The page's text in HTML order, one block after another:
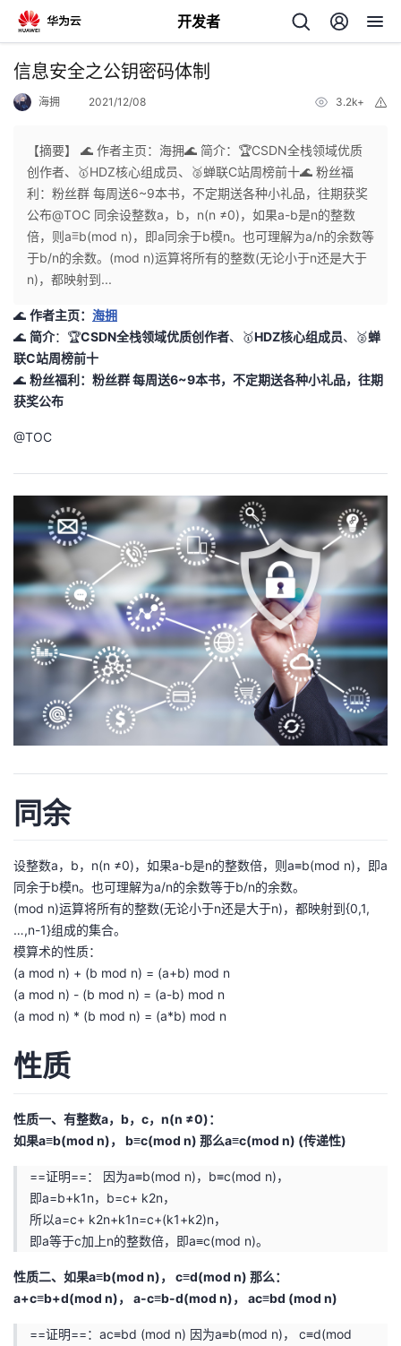
开发者
返
个
人
页
我
开
发
者
我
的
客
我
论
坛
的
圈
我
的
我
动
关
注
的
开
发
者
学
堂
课
程
的
认
证
我
的
实
我
的
藏
我
的
Programs
我
的
支
持
我
技
术
支
持
的
云
声
建
信息安全之公钥密码体制
海拥 2021/12/08 3.2k+
【摘要】 🌊 作者主页：海拥🌊 简介：🏆CSDN全栈领域优质
创作者、🥇HDZ核心组成员、🥈蝉联C站周榜前十🌊 粉丝福
利：粉丝群 每周送6~9本书，不定期送各种小礼品，往期获奖
公布@TOC 同余设整数a，b，n(n ≠0)，如果a-b是n的整数
倍，则a≡b(mod n)，即a同余于b模n。也可理解为a/n的余数等
于b/n的余数。(mod n)运算将所有的整数(无论小于n还是大于
n)，都映射到...
🌊 作者主页： 海拥
🌊 简介：🏆CSDN全栈领域优质创作者、🥇HDZ核心组成员、🥈蝉
联C站周榜前十
🌊 粉丝福利： 粉丝群每周送6~9本书，不定期送各种小礼品， 往期
获奖公布
@TOC
同余
设整数a，b，n(n ≠0)，如果a-b是n的整数倍，则a≡b(mod n)，即a
同余于b模n。也可理解为a/n的余数等于b/n的余数。
(mod n)运算将所有的整数(无论小于n还是大于n)，都映射到{0,1,
…,n-1}组成的集合。
模算术的性质：
(a mod n) + (b mod n) = (a+b) mod n
(a mod n) - (b mod n) = (a-b) mod n
(a mod n) * (b mod n) = (a*b) mod n
性质
性质一、有整数a，b，c，n(n ≠0)：
如果a≡b(mod n)， b≡c(mod n) 那么a≡c(mod n) (传递性)
==证明==： 因为a≡b(mod n)，b≡c(mod n)，
即a=b+k1n，b=c+ k2n，
所以a=c+ k2n+k1n=c+(k1+k2)n，
即a等于c加上n的整数倍，即a≡c(mod n)。
性质二、如果a≡b(mod n)， c≡d(mod n) 那么：
a+c≡b+d(mod n)， a-c≡b-d(mod n)， ac≡bd (mod n)
==证明==：ac≡bd (mod n) 因为a≡b(mod n)， c≡d(mod